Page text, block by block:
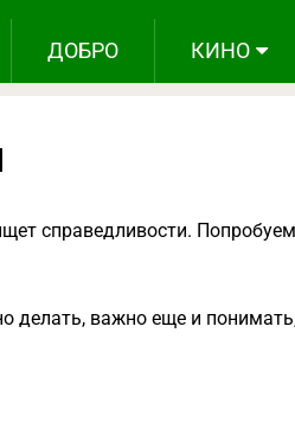
ДОБРО КИНО
справедливости.
делать, важно еще и